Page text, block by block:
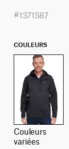
#1371587
COULEURS
couleurs
variées